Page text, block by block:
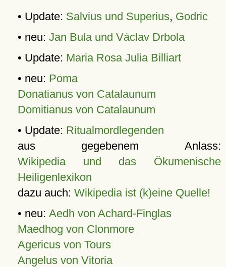
• Update: Salvius und Superius, Godric
• neu: Jan Bula und Václav Drbola
• Update: Maria Rosa Julia Billiart
• neu: Poma
Donatianus von Catalaunum
Domitianus von Catalaunum
• Update: Ritualmordlegenden
aus gegebenem Anlass:
Wikipedia und das Ökumenische
Heiligenlexikon
dazu auch: Wikipedia ist (k)eine Quelle!
• neu: Aedh von Achard-Finglas
Maedhog von Clonmore
Agericus von Tours
Angelus von Vitoria